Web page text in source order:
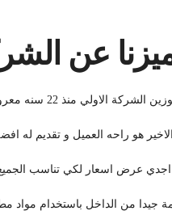
عن
معروف عنها الدقة و الالتزام و الخدمة الممتازة
هو راحه العميل و تقديم له
عرض اسعار لكي تناسب الجميع
جيدا من الداخل باستخدام مواد